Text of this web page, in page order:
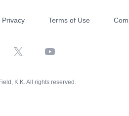
Privacy Terms of Use
X YouTube
K.K. All rights reserved.